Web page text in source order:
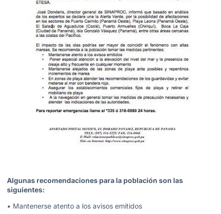
Algunas recomendaciones para la población son las
siguientes:
• Mantenerse atento a los avisos emitidos